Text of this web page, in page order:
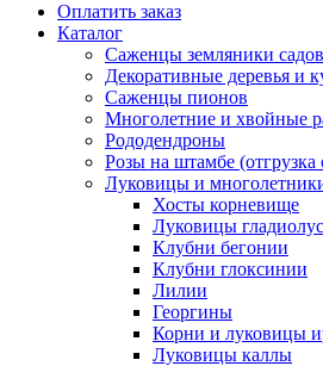
Оплатить заказ
Каталог
Саженцы земляники
Декоративные деревья и
Саженцы пионов
Многолетние и хвойные
Рододендроны
Розы на штамбе (отгрузка
Луковицы и
Хосты корневище
Луковицы
Клубни бегонии
Клубни глоксинии
Лилии
Георгины
Корни и луковицы
Луковицы каллы